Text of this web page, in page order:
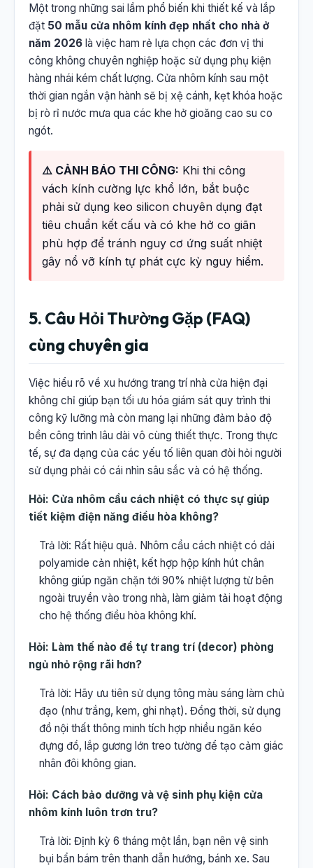
Một trong những sai lầm phổ biến khi thiết kế và lắp
đặt 50 mẫu cửa nhôm kính đẹp nhất cho nhà ở
năm 2026 là việc ham rẻ lựa chọn các đơn vị thi
công không chuyên nghiệp hoặc sử dụng phụ kiện
hàng nhái kém chất lượng. Cửa nhôm kính sau một
thời gian ngắn vận hành sẽ bị xệ cánh, kẹt khóa hoặc
bị rò rỉ nước mưa qua các khe hở gioăng cao su co
ngót.
⚠️ CẢNH BÁO THI CÔNG: Khi thi công
vách kính cường lực khổ lớn, bắt buộc
phải sử dụng keo silicon chuyên dụng đạt
tiêu chuẩn kết cấu và có khe hở co giãn
phù hợp để tránh nguy cơ ứng suất nhiệt
gây nổ vỡ kính tự phát cực kỳ nguy hiểm.
5. Câu Hỏi Thường Gặp (FAQ)
cùng chuyên gia
Việc hiểu rõ về xu hướng trang trí nhà cửa hiện đại
không chỉ giúp bạn tối ưu hóa giám sát quy trình thi
công kỹ lưỡng mà còn mang lại những đảm bảo độ
bền công trình lâu dài vô cùng thiết thực. Trong thực
tế, sự đa dạng của các yếu tố liên quan đòi hỏi người
sử dụng phải có cái nhìn sâu sắc và có hệ thống.
Hỏi: Cửa nhôm cầu cách nhiệt có thực sự giúp
tiết kiệm điện năng điều hòa không?
Trả lời: Rất hiệu quả. Nhôm cầu cách nhiệt có dải
polyamide cản nhiệt, kết hợp hộp kính hút chân
không giúp ngăn chặn tới 90% nhiệt lượng từ bên
ngoài truyền vào trong nhà, làm giảm tải hoạt động
cho hệ thống điều hòa không khí.
Hỏi: Làm thế nào để tự trang trí (decor) phòng
ngủ nhỏ rộng rãi hơn?
Trả lời: Hãy ưu tiên sử dụng tông màu sáng làm chủ
đạo (như trắng, kem, ghi nhạt). Đồng thời, sử dụng
đồ nội thất thông minh tích hợp nhiều ngăn kéo
đựng đồ, lắp gương lớn treo tường để tạo cảm giác
nhân đôi không gian.
Hỏi: Cách bảo dưỡng và vệ sinh phụ kiện cửa
nhôm kính luôn trơn tru?
Trả lời: Định kỳ 6 tháng một lần, bạn nên vệ sinh
bụi bẩn bám trên thanh dẫn hướng, bánh xe. Sau